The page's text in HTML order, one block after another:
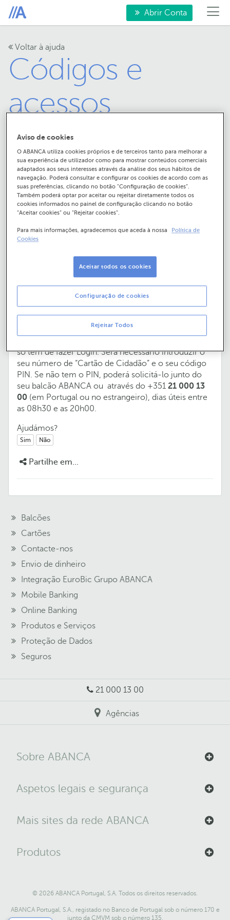
Abrir Conta
Voltar à ajuda
Códigos e
acessos
Como posso aceder à
minha Banca à Distância?
Como posso aceder à minha Banca à
Pode aceder à Banca à Distância do ABANCA através
do seu telemóvel ou tablet, fazendo o download da
App do ABANCA para Android e iOS na App Store ou
Play Store. Caso pretenda aceder ao Online Banking,
só tem de fazer Login. Será necessário introduzir o
seu número de “Cartão de Cidadão” e o seu código
PIN. Se não tem o PIN, poderá solicitá-lo junto do
seu balcão ABANCA ou através do +351 21 000 13
00 (em Portugal ou no estrangeiro), dias úteis entre
as 08h30 e as 20h00.
Ajudámos?
Sim Não
Partilhe em...
Balcões
Cartões
Contacte-nos
Envio de dinheiro
Integração EuroBic Grupo ABANCA
Mobile Banking
Online Banking
Produtos e Serviços
Proteção de Dados
Seguros
21 000 13 00
Agências
Sobre ABANCA
Aspetos legais e segurança
Mais sites da rede ABANCA
Produtos
© 2026 ABANCA Portugal, S.A. Todos os direitos reservados.
ABANCA Portugal, S.A., registado no Banco de Portugal sob o número 170 e
junto da CMVM sob o número 135.
Aviso de cookies
O ABANCA utiliza cookies próprios e de terceiros tanto para melhorar a
sua experiência de utilizador como para mostrar conteúdos comerciais
adaptados aos seus interesses através da análise dos seus hábitos de
navegação. Poderá consultar e configurar os cookies de acordo com as
suas preferências, clicando no botão "Configuração de cookies”.
Também poderá optar por aceitar ou rejeitar diretamente todos os
cookies informados no painel de configuração clicando no botão
“Aceitar cookies” ou “Rejeitar cookies”.
Para mais informações, agradecemos que aceda à nossa
Política de
Cookies
Rejeitar Todos
Configuração de cookies
Aceitar todos os cookies